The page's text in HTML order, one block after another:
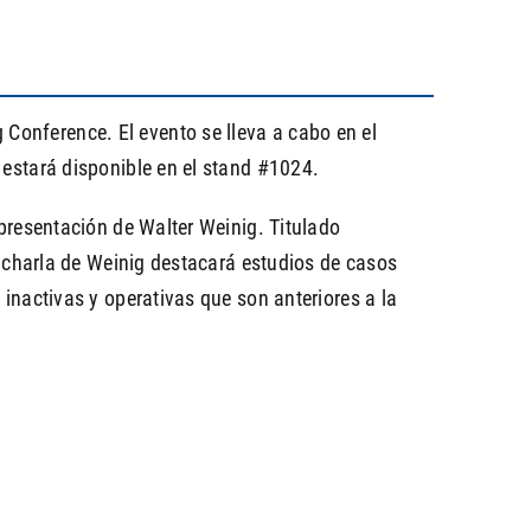
El evento se lleva a cabo en el
disponible en el stand #1024.
de Walter Weinig. Titulado
de Weinig destacará estudios de casos
y operativas que son anteriores a la